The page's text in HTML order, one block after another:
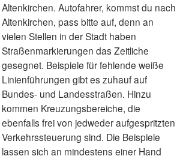
Altenkirchen. Autofahrer, kommst du nach
Altenkirchen, pass bitte auf, denn an
vielen Stellen in der Stadt haben
Straßenmarkierungen das Zeitliche
gesegnet. Beispiele für fehlende weiße
Linienführungen gibt es zuhauf auf
Bundes- und Landesstraßen. Hinzu
kommen Kreuzungsbereiche, die
ebenfalls frei von jedweder aufgespritzten
Verkehrssteuerung sind. Die Beispiele
lassen sich an mindestens einer Hand